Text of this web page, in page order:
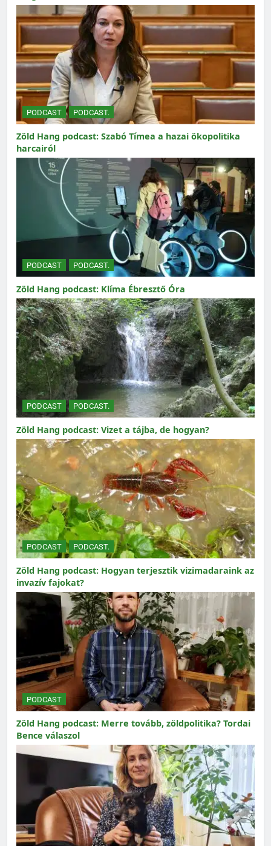
PODCAST PODCAST.
Zöld Hang podcast: Szabó Tímea a hazai ökopolitika
harcairól
PODCAST PODCAST.
Zöld Hang podcast: Klíma Ébresztő Óra
PODCAST PODCAST.
Zöld Hang podcast: Vizet a tájba, de hogyan?
PODCAST PODCAST.
Zöld Hang podcast: Hogyan terjesztik vizimadaraink az
invazív fajokat?
PODCAST
Zöld Hang podcast: Merre tovább, zöldpolitika? Tordai
Bence válaszol